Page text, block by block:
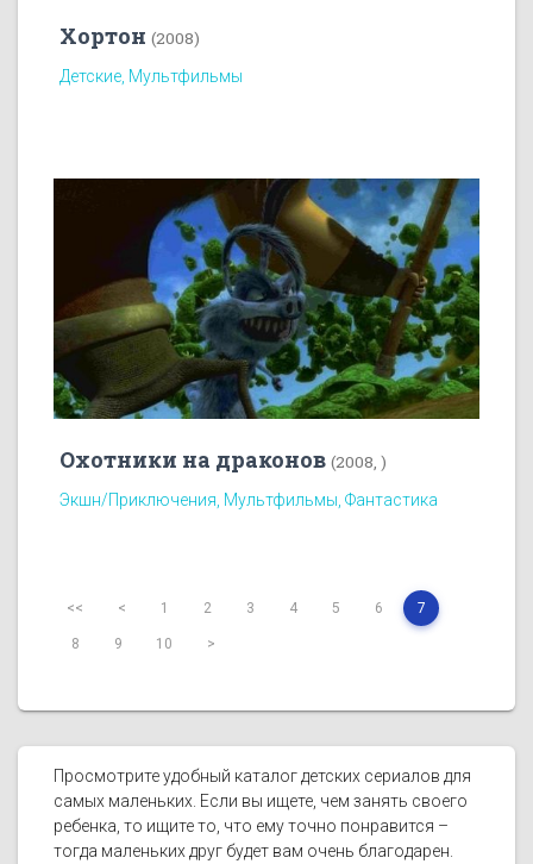
Хортон (2008)
Детские, Мультфильмы
Охотники на драконов (2008, )
Экшн/Приключения, Мультфильмы, Фантастика
<< < 1 2 3 4 5 6 7
8 9 10 >
Просмотрите удобный каталог детских сериалов для
самых маленьких. Если вы ищете, чем занять своего
ребенка, то ищите то, что ему точно понравится –
тогда маленьких друг будет вам очень благодарен.